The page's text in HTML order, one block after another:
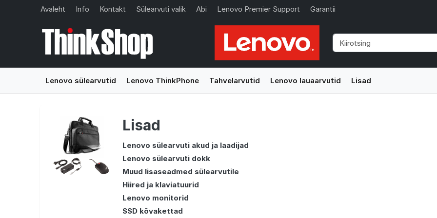
Avaleht Info Kontakt Sülearvuti valik Abi Lenovo Premier Support Garantii
Lenovo sülearvutid Lenovo ThinkPhone Tahvelarvutid Lenovo lauaarvutid Lisad
Lisad
Lenovo sülearvuti akud ja laadijad
Lenovo sülearvuti dokk
Muud lisaseadmed sülearvutile
Hiired ja klaviatuurid
Lenovo monitorid
SSD kõvakettad